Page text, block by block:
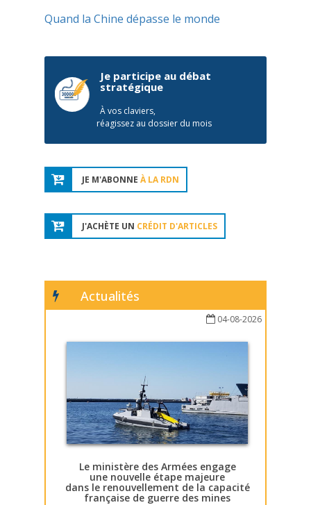
Quand la Chine dépasse le monde
Je participe au débat
stratégique
À vos claviers,
réagissez au dossier du mois
JE M'ABONNE À LA RDN
J'ACHÈTE UN CRÉDIT D'ARTICLES
Actualités
04-08-2026
Le ministère des Armées engage
une nouvelle étape majeure
dans le renouvellement de la capacité
française de guerre des mines